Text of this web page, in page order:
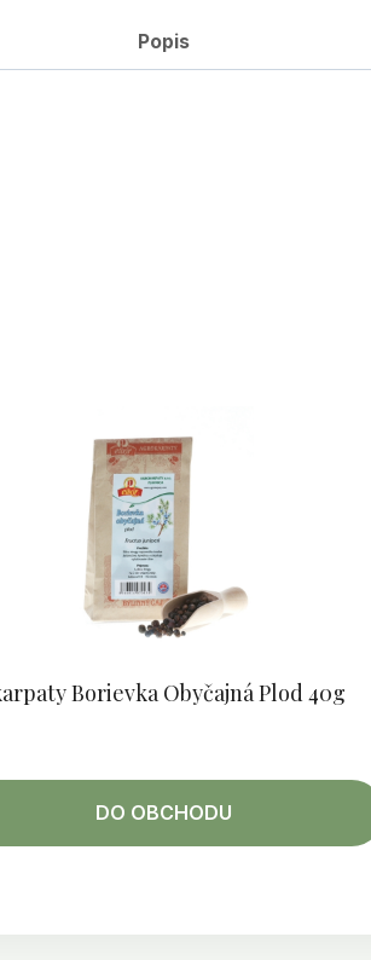
Popis
Borievka Obyčajná Plod 40g
DO OBCHODU